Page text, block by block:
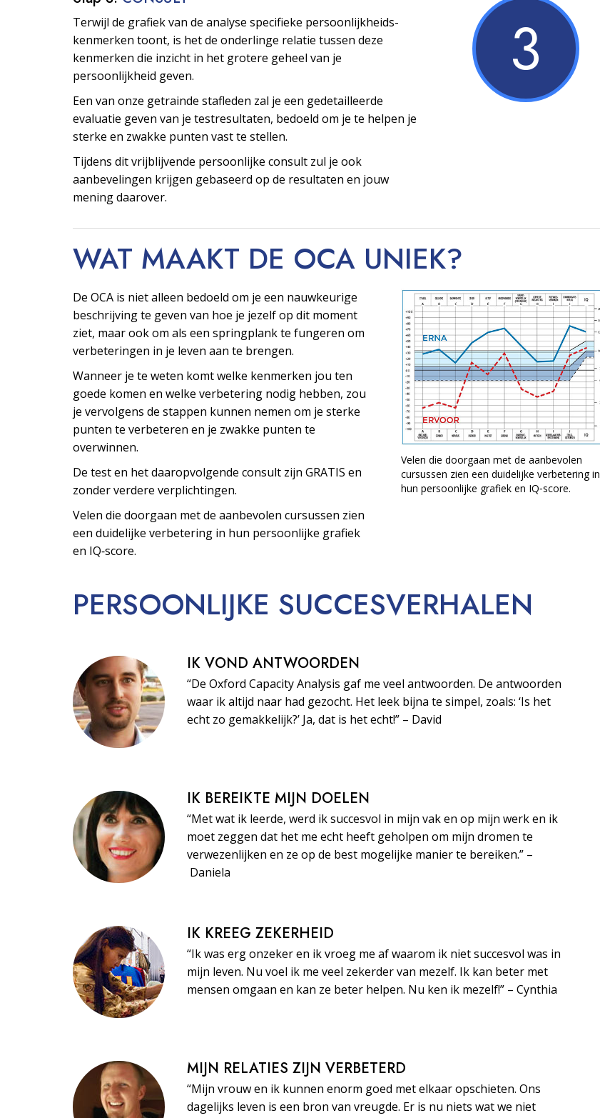
Terwijl de grafiek van de analyse specifieke persoonlijkheids­
kenmerken toont, is het de onderlinge relatie tussen deze
kenmerken die inzicht in het grotere geheel van je
persoonlijkheid geven.
Een van onze getrainde stafleden zal je een gedetailleerde
evaluatie geven van je testresultaten, bedoeld om je te helpen je
sterke en zwakke punten vast te stellen.
Tijdens dit vrijblijvende persoonlijke consult zul je ook
aanbevelingen krijgen gebaseerd op de resultaten en jouw
mening daarover.
3
WAT MAAKT DE OCA UNIEK?
De OCA is niet alleen bedoeld om je een nauwkeurige
beschrijving te geven van hoe je jezelf op dit moment
ziet, maar ook om als een springplank te fungeren om
verbeteringen in je leven aan te brengen.
Wanneer je te weten komt welke kenmerken jou ten
goede komen en welke verbetering nodig hebben, zou
je vervolgens de stappen kunnen nemen om je sterke
punten te verbeteren en je zwakke punten te
overwinnen.
De test en het daaropvolgende consult zijn GRATIS en
zonder verdere verplichtingen.
Velen die doorgaan met de aanbevolen cursussen zien
een duidelijke verbetering in hun persoonlijke grafiek
en IQ‑score.
Velen die doorgaan met de aanbevolen
cursussen zien een duidelijke verbetering in
hun persoonlijke grafiek en IQ‑score.
PERSOONLIJKE SUCCESVERHALEN
IK VOND ANTWOORDEN
“De Oxford Capacity Analysis gaf me veel antwoorden. De antwoorden
waar ik altijd naar had gezocht. Het leek bijna te simpel, zoals: ‘Is het
echt zo gemakkelijk?’ Ja, dat is het echt!” – David
IK BEREIKTE MIJN DOELEN
“Met wat ik leerde, werd ik succesvol in mijn vak en op mijn werk en ik
moet zeggen dat het me echt heeft geholpen om mijn dromen te
verwezenlijken en ze op de best mogelijke manier te bereiken.” –
Daniela
IK KREEG ZEKERHEID
“Ik was erg onzeker en ik vroeg me af waarom ik niet succesvol was in
mijn leven. Nu voel ik me veel zekerder van mezelf. Ik kan beter met
mensen omgaan en kan ze beter helpen. Nu ken ik mezelf!” – Cynthia
MIJN RELATIES ZIJN VERBETERD
“Mijn vrouw en ik kunnen enorm goed met elkaar opschieten. Ons
dagelijks leven is een bron van vreugde. Er is nu niets wat we niet